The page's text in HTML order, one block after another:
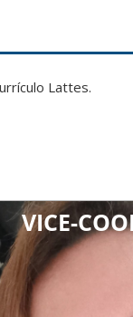
Lattes.
VICE-